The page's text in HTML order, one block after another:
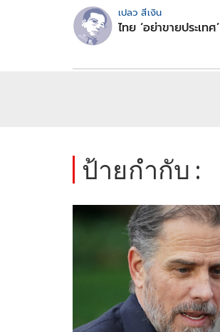
เปลว สีเงิน
ไทย ‘อย่าขายประเทศ’
ป้ายกำกับ :